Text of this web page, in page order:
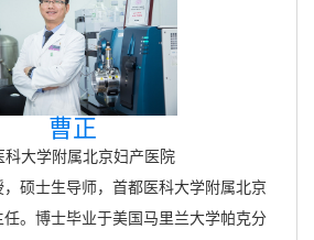
曹正
科大学附属北京妇产医院
硕士生导师，首都医科大学附属北京
。博士毕业于美国马里兰大学帕克分